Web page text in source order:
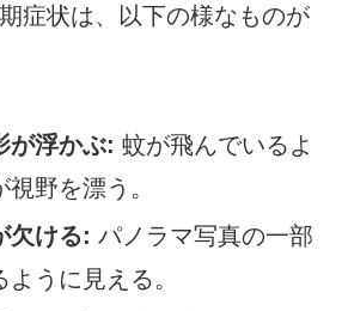
症状は、以下の様なものが
が浮かぶ: 蚊が飛んでいるよ
野を漂う。
欠ける: パノラマ写真の一部
うに見える。